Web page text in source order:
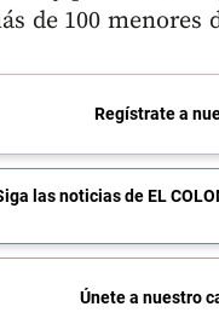
de 100
Regístrate a
las noticias de EL
Únete a nuestro